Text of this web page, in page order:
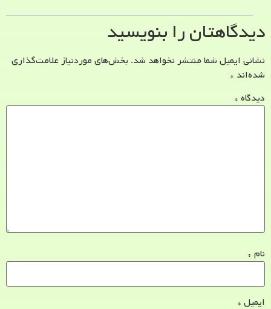
دیدگاهتان را بنویسید
نشانی ایمیل شما منتشر نخواهد شد. بخش‌های موردنیاز علامت‌گذاری
شده‌اند *
دیدگاه *
نام *
ایمیل *